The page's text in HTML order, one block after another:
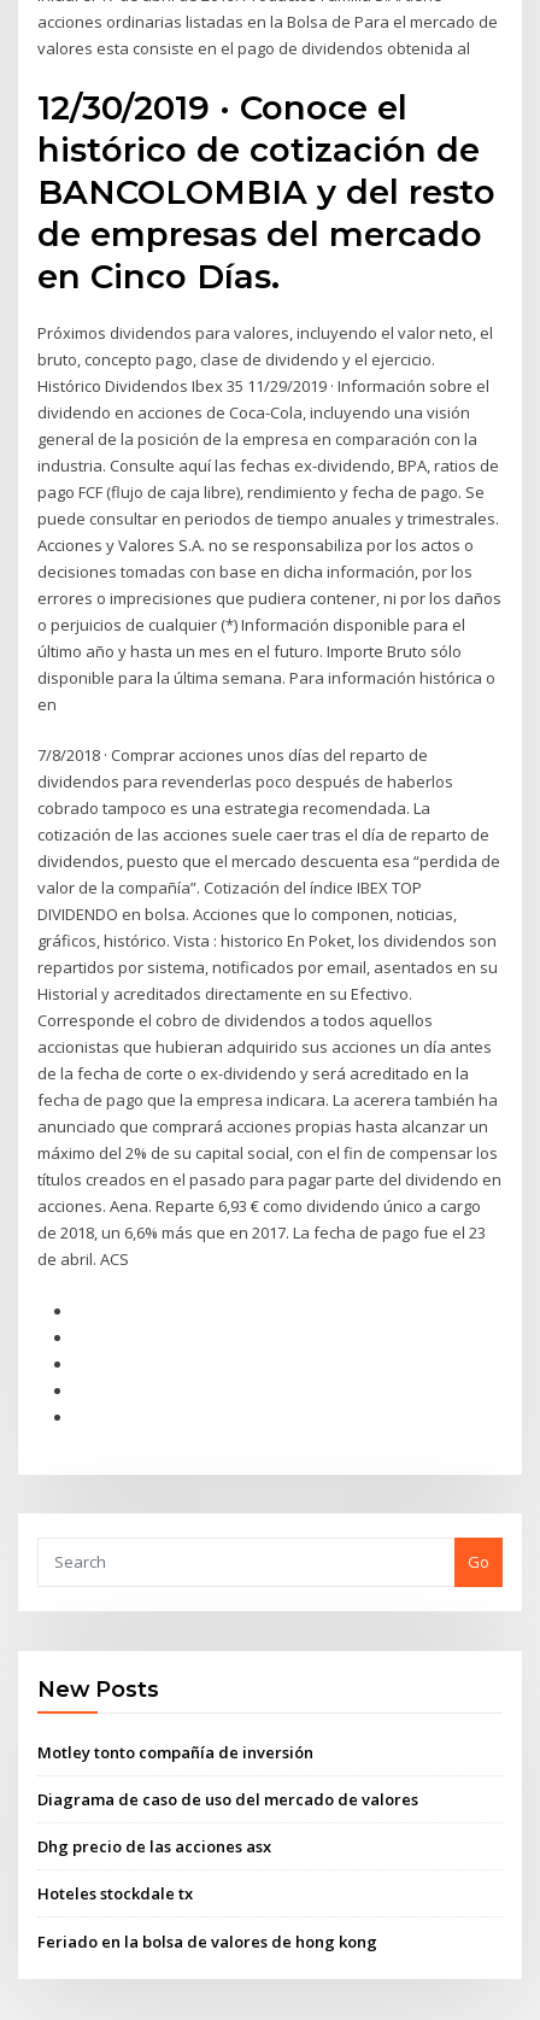
acciones ordinarias listadas en la Bolsa de Para el mercado de
valores esta consiste en el pago de dividendos obtenida al
12/30/2019 · Conoce el
histórico de cotización de
BANCOLOMBIA y del resto
de empresas del mercado
en Cinco Días.
Próximos dividendos para valores, incluyendo el valor neto, el
bruto, concepto pago, clase de dividendo y el ejercicio.
Histórico Dividendos Ibex 35 11/29/2019 · Información sobre el
dividendo en acciones de Coca-Cola, incluyendo una visión
general de la posición de la empresa en comparación con la
industria. Consulte aquí las fechas ex-dividendo, BPA, ratios de
pago FCF (flujo de caja libre), rendimiento y fecha de pago. Se
puede consultar en periodos de tiempo anuales y trimestrales.
Acciones y Valores S.A. no se responsabiliza por los actos o
decisiones tomadas con base en dicha información, por los
errores o imprecisiones que pudiera contener, ni por los daños
o perjuicios de cualquier (*) Información disponible para el
último año y hasta un mes en el futuro. Importe Bruto sólo
disponible para la última semana. Para información histórica o
en
7/8/2018 · Comprar acciones unos días del reparto de
dividendos para revenderlas poco después de haberlos
cobrado tampoco es una estrategia recomendada. La
cotización de las acciones suele caer tras el día de reparto de
dividendos, puesto que el mercado descuenta esa “perdida de
valor de la compañía”. Cotización del índice IBEX TOP
DIVIDENDO en bolsa. Acciones que lo componen, noticias,
gráficos, histórico. Vista : historico En Poket, los dividendos son
repartidos por sistema, notificados por email, asentados en su
Historial y acreditados directamente en su Efectivo.
Corresponde el cobro de dividendos a todos aquellos
accionistas que hubieran adquirido sus acciones un día antes
de la fecha de corte o ex-dividendo y será acreditado en la
fecha de pago que la empresa indicara. La acerera también ha
anunciado que comprará acciones propias hasta alcanzar un
máximo del 2% de su capital social, con el fin de compensar los
títulos creados en el pasado para pagar parte del dividendo en
acciones. Aena. Reparte 6,93 € como dividendo único a cargo
de 2018, un 6,6% más que en 2017. La fecha de pago fue el 23
de abril. ACS
Go
New Posts
Motley tonto compañía de inversión
Diagrama de caso de uso del mercado de valores
Dhg precio de las acciones asx
Hoteles stockdale tx
Feriado en la bolsa de valores de hong kong